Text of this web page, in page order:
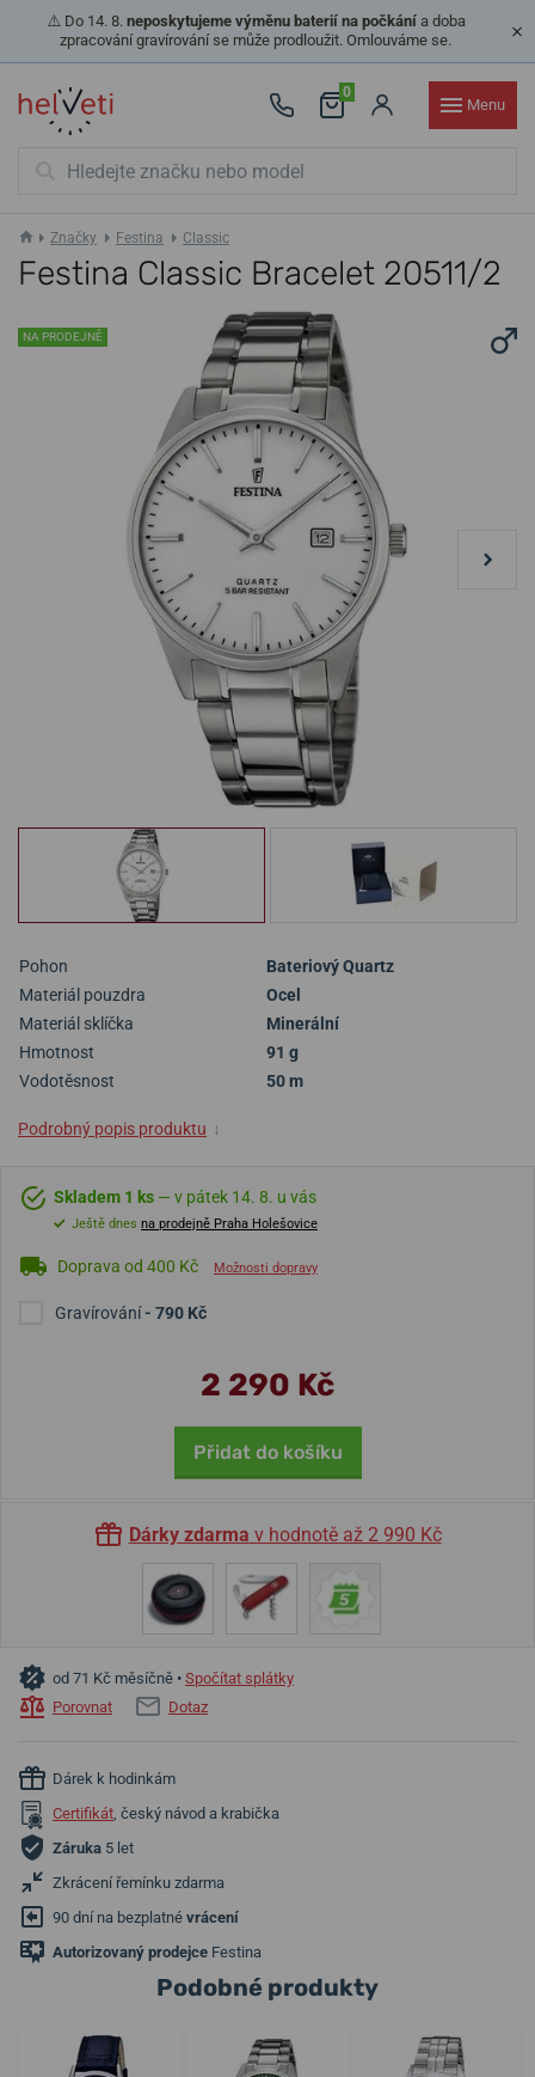
⚠️ Do 14. 8. neposkytujeme výměnu baterií na počkánía doba
zpracování gravírování se může prodloužit. Omlouváme se.
0
Menu
Značky Festina Classic
Festina Classic Bracelet 20511/2
NA PRODEJNĚ
Pohon
Bateriový Quartz
Materiál pouzdra
Ocel
Materiál sklíčka
Minerální
Hmotnost
91 g
Vodotěsnost
50 m
Podrobný popis produktu ↓
Skladem 1 ks — v pátek 14. 8. u vás
Ještě dnes na prodejně Praha Holešovice
Doprava od 400 Kč Možnosti dopravy
Gravírování- 790 Kč
2 290 Kč
Přidat do košíku
Dárky zdarma v hodnotě až 2 990 Kč
od 71 Kč měsíčně • Spočítat splátky
Porovnat
Dotaz
Dárek k hodinkám
Certifikát, český návod a krabička
Záruka 5 let
Zkrácení řemínku zdarma
90 dní na bezplatné vrácení
Autorizovaný prodejce Festina
Podobné produkty